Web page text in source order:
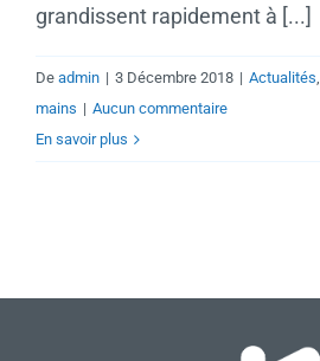
grandissent rapidement à [...]
De admin | 3 Décembre 2018 | Actualités,
mains | Aucun commentaire
En savoir plus